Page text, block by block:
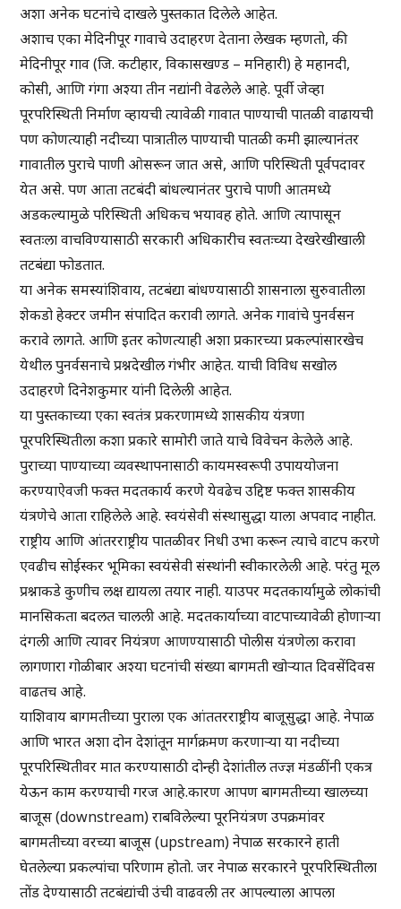
अशा अनेक घटनांचे दाखले पुस्तकात दिलेले आहेत.
अशाच एका मेदिनीपूर गावाचे उदाहरण देताना लेखक म्हणतो, की
मेदिनीपूर गाव (जि. कटीहार, विकासखण्ड – मनिहारी) हे महानदी,
कोसी, आणि गंगा अश्या तीन नद्यांनी वेढलेले आहे. पूर्वी जेव्हा
पूरपरिस्थिती निर्माण व्हायची त्यावेळी गावात पाण्याची पातळी वाढायची
पण कोणत्याही नदीच्या पात्रातील पाण्याची पातळी कमी झाल्यानंतर
गावातील पुराचे पाणी ओसरून जात असे, आणि परिस्थिती पूर्वपदावर
येत असे. पण आता तटबंदी बांधल्यानंतर पुराचे पाणी आतमध्ये
अडकल्यामुळे परिस्थिती अधिकच भयावह होते. आणि त्यापासून
स्वतःला वाचविण्यासाठी सरकारी अधिकारीच स्वतःच्या देखरेखीखाली
तटबंद्या फोडतात.
या अनेक समस्यांशिवाय, तटबंद्या बांधण्यासाठी शासनाला सुरुवातीला
शेकडो हेक्टर जमीन संपादित करावी लागते. अनेक गावांचे पुनर्वसन
करावे लागते. आणि इतर कोणत्याही अशा प्रकारच्या प्रकल्पांसारखेच
येथील पुनर्वसनाचे प्रश्नदेखील गंभीर आहेत. याची विविध सखोल
उदाहरणे दिनेशकुमार यांनी दिलेली आहेत.
या पुस्तकाच्या एका स्वतंत्र प्रकरणामध्ये शासकीय यंत्रणा
पूरपरिस्थितीला कशा प्रकारे सामोरी जाते याचे विवेचन केलेले आहे.
पुराच्या पाण्याच्या व्यवस्थापनासाठी कायमस्वरूपी उपाययोजना
करण्याऐवजी फक्त मदतकार्य करणे येवढेच उद्दिष्ट फक्त शासकीय
यंत्रणेचे आता राहिलेले आहे. स्वयंसेवी संस्थासुद्धा याला अपवाद नाहीत.
राष्ट्रीय आणि आंतरराष्ट्रीय पातळीवर निधी उभा करून त्याचे वाटप करणे
एवढीच सोईस्कर भूमिका स्वयंसेवी संस्थांनी स्वीकारलेली आहे. परंतु मूल
प्रश्नाकडे कुणीच लक्ष द्यायला तयार नाही. याउपर मदतकार्यामुळे लोकांची
मानसिकता बदलत चालली आहे. मदतकार्याच्या वाटपाच्यावेळी होणाऱ्या
दंगली आणि त्यावर नियंत्रण आणण्यासाठी पोलीस यंत्रणेला करावा
लागणारा गोळीबार अश्या घटनांची संख्या बागमती खोऱ्यात दिवसेंदिवस
वाढतच आहे.
याशिवाय बागमतीच्या पुराला एक आंततरराष्ट्रीय बाजूसुद्धा आहे. नेपाळ
आणि भारत अशा दोन देशांतून मार्गक्रमण करणाऱ्या या नदीच्या
पूरपरिस्थितीवर मात करण्यासाठी दोन्ही देशांतील तज्ज्ञ मंडळींनी एकत्र
येऊन काम करण्याची गरज आहे.कारण आपण बागमतीच्या खालच्या
बाजूस (downstream) राबविलेल्या पूरनियंत्रण उपक्रमांवर
बागमतीच्या वरच्या बाजूस (upstream) नेपाळ सरकारने हाती
घेतलेल्या प्रकल्पांचा परिणाम होतो. जर नेपाळ सरकारने पूरपरिस्थितीला
तोंड देण्यासाठी तटबंद्यांची उंची वाढवली तर आपल्याला आपला